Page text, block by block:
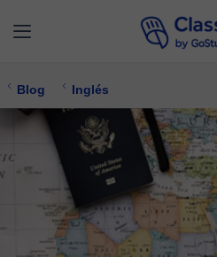
Blog Inglés